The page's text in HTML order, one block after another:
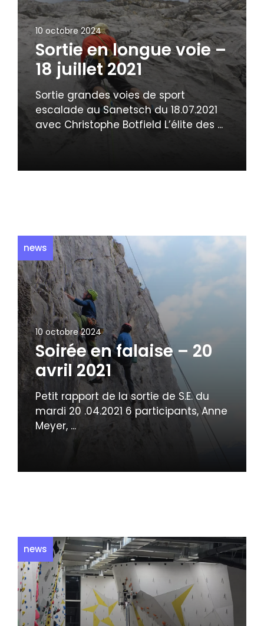
10 octobre 2024
Sortie en longue voie –
18 juillet 2021
Sortie grandes voies de sport
escalade au Sanetsch du 18.07.2021
avec Christophe Botfield L’élite des ...
news
10 octobre 2024
Soirée en falaise – 20
avril 2021
Petit rapport de la sortie de S.E. du
mardi 20 .04.2021 6 participants, Anne
Meyer, ...
news